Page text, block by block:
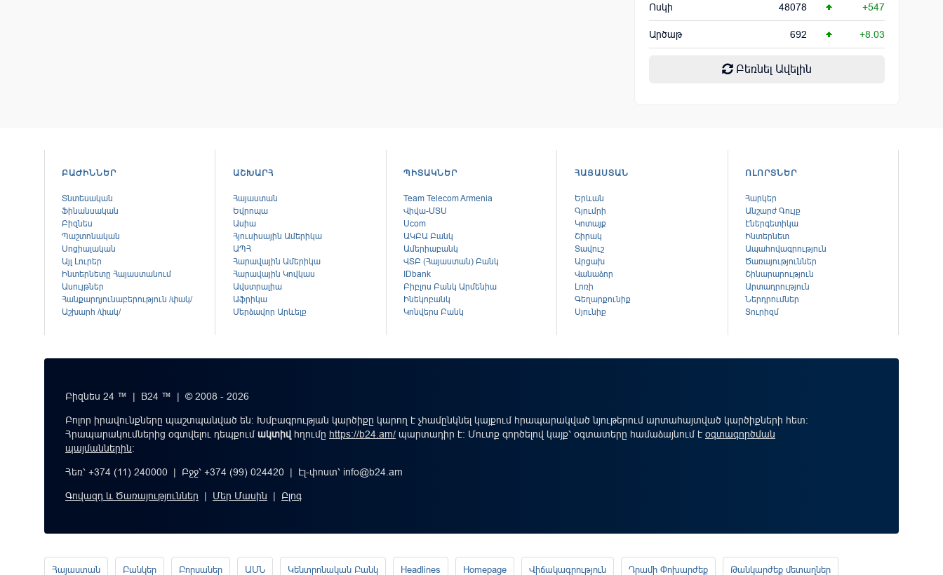
Ոսկի 48078 +547
Արծաթ 692 +8.03
Բեռնել Ավելին
ԲԱԺԻՆՆԵՐ
Տնտեսական
Ֆինանսական
Բիզնես
Պաշտոնական
Սոցիալական
Այլ Լուրեր
Ինտերնետը Հայաստանում
Ասույթներ
Հանքարդյունաբերություն /փակ/
Աշխարհ /փակ/
ԱՇԽԱՐՀ
Հայաստան
Եվրոպա
Ասիա
Հյուսիսային Ամերիկա
ԱՊՀ
Հարավային Ամերիկա
Հարավային Կովկաս
Ավստրալիա
Աֆրիկա
Մերձավոր Արևելք
ՊԻՏԱԿՆԵՐ
Team Telecom Armenia
Վիվա-ՄՏՍ
Ucom
ԱԿԲԱ Բանկ
Ամերիաբանկ
ՎՏԲ (Հայաստան) Բանկ
IDbank
Բիբլոս Բանկ Արմենիա
Ինեկոբանկ
Կոնվերս Բանկ
ՀԱՅԱՍՏԱՆ
Երևան
Գյումրի
Կոտայք
Շիրակ
Տավուշ
Արցախ
Վանաձոր
Լոռի
Գեղարքունիք
Սյունիք
ՈԼՈՐՏՆԵՐ
Հարկեր
Անշարժ Գույք
Էներգետիկա
Ինտերնետ
Ապահովագրություն
Ծառայություններ
Շինարարություն
Արտադրություն
Ներդրումներ
Տուրիզմ
Բիզնես 24 ™ | B24 ™ | © 2008 - 2026
Բոլոր իրավունքները պաշտպանված են: Խմբագրության կարծիքը կարող է չհամընկնել կայքում հրապարակված նյութերում արտահայտված կարծիքների հետ:
Հրապարակումներից օգտվելու դեպքումակտիվ հղումը https://b24.am/ պարտադիր է: Մուտք գործելով կայք՝ օգտատերը համաձայնում է օգտագործման
պայմաններին։
Հեռ՝ +374 (11) 240000 | Բջջ՝ +374 (99) 024420 | Էլ-փոստ՝ info@b24.am
Գովազդ և Ծառայություններ | Մեր Մասին | Բլոգ
Հայաստան Բանկեր Բորսաներ ԱՄՆ Կենտրոնական Բանկ Headlines Homepage Վիճակագրություն Դրամի Փոխարժեք Թանկարժեք մետաղներ